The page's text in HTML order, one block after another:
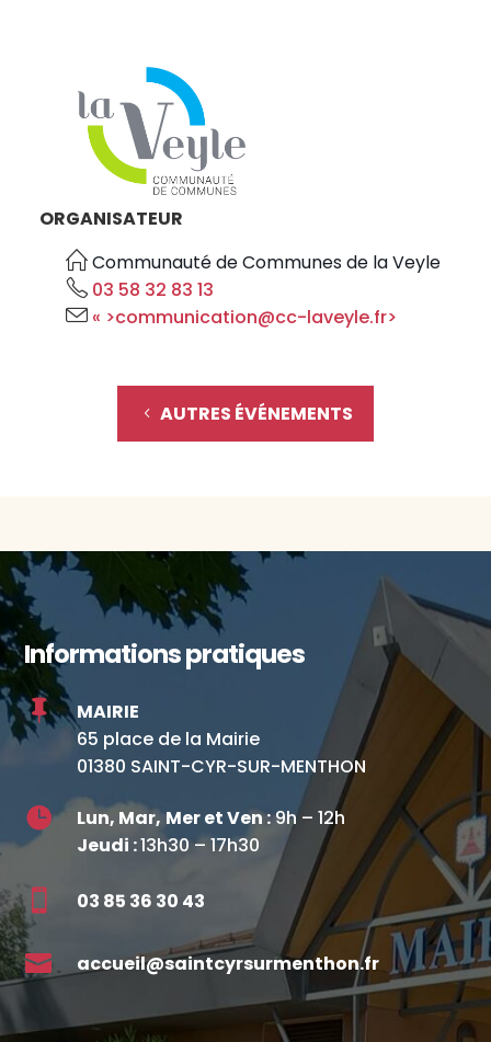
ORGANISATEUR
Communauté de Communes de la Veyle
03 58 32 83 13
« >communication@cc-laveyle.fr>
AUTRES ÉVÉNEMENTS
Informations pratiques

MAIRIE
65 place de la Mairie
01380 SAINT-CYR-SUR-MENTHON
 Lun, Mar,Mer et Ven :9h – 12h
Jeudi :13h30 – 17h30
 03 85 36 30 43
 accueil@saintcyrsurmenthon.fr